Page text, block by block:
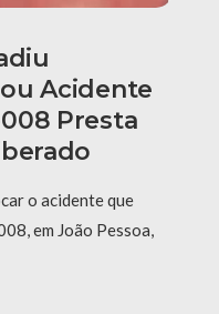
Acidente
Presta
o acidente que
em João Pessoa,